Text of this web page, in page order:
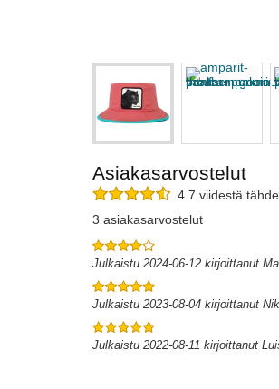
Asiakasarvostelut
4.7 viidestä
3 asiakasarvostelut
Julkaistu 2024-06-12 kirjoittanut
Julkaistu 2023-08-04 kirjoittanut
Julkaistu 2022-08-11 kirjoittanut